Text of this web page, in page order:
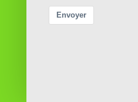
SOMMAIRE DU SITE